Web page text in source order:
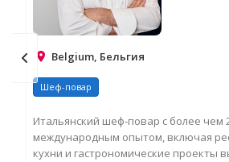
Belgium, Бельгия
Шеф-повар
Итальянский шеф-повар с более чем
международным опытом, включая
кухни и гастрономические проекты